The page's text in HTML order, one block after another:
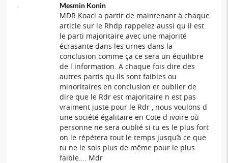
Mesmin Konin
MDR Koaci a partir de maintenant à chaque
article sur le Rhdp rappelez aussi qu il est
le parti majoritaire avec une majorité
écrasante dans les urnes dans la
conclusion comme ça ce sera un équilibre
de l information. A chaque fois dire des
autres partis qu ils sont faibles ou
minoritaires en conclusion et oublier de
dire que le Rdr est majoritaire n est pas
vraiment juste pour le Rdr , nous voulons d
une société égalitaire en Cote d ivoire où
personne ne sera oublié si tu es le plus fort
on le répétera tout le temps jusqu’à ce que
tu ne le sois plus de même pour le plus
faible…. Mdr